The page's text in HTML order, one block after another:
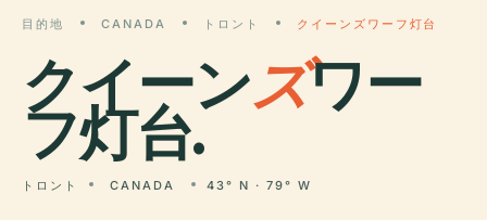
目的地 CANADA トロント クイーンズワーフ灯台
クイーンズワー
フ灯台.
トロント CANADA 43° N · 79° W